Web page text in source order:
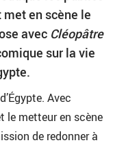
en scène le
avec Cléopâtre
sur la vie
Avec
le metteur en scène
de redonner à